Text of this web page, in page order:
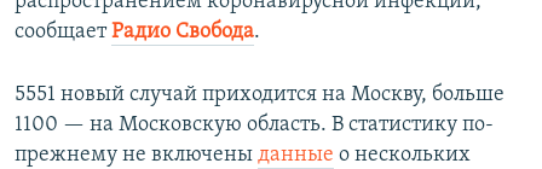
сообщаетРадио Свобода.
5551 новый случай приходится на Москву, больше
1100 — на Московскую область. В статистику по-
прежнему не включены данные о нескольких